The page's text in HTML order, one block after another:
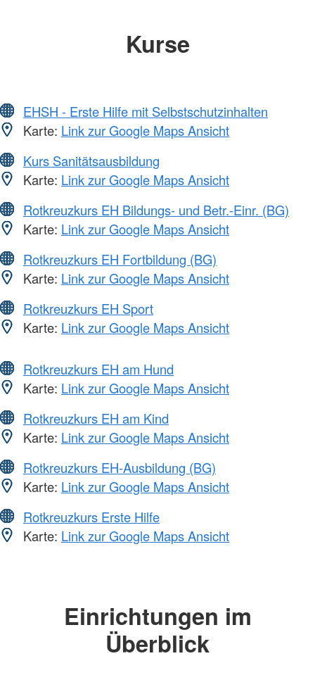
Kurse
EHSH - Erste Hilfe mit Selbstschutzinhalten
Karte: Link zur Google Maps Ansicht
Kurs Sanitätsausbildung
Karte: Link zur Google Maps Ansicht
Rotkreuzkurs EH Bildungs- und Betr.-Einr. (BG)
Karte: Link zur Google Maps Ansicht
Rotkreuzkurs EH Fortbildung (BG)
Karte: Link zur Google Maps Ansicht
Rotkreuzkurs EH Sport
Karte: Link zur Google Maps Ansicht
Rotkreuzkurs EH am Hund
Karte: Link zur Google Maps Ansicht
Rotkreuzkurs EH am Kind
Karte: Link zur Google Maps Ansicht
Rotkreuzkurs EH-Ausbildung (BG)
Karte: Link zur Google Maps Ansicht
Rotkreuzkurs Erste Hilfe
Karte: Link zur Google Maps Ansicht
Einrichtungen im
Überblick